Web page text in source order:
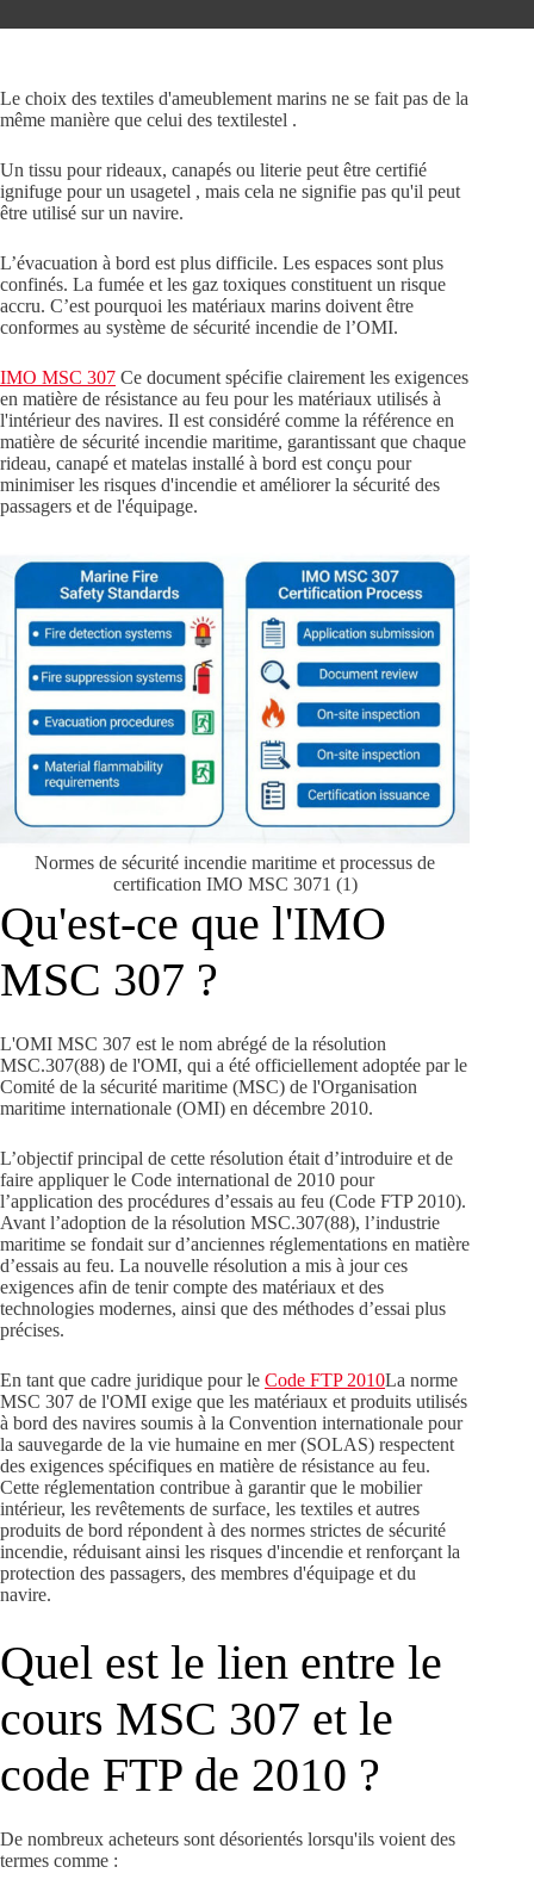
Le choix des textiles d'ameublement marins ne se fait pas de la
même manière que celui des textilestel .
Un tissu pour rideaux, canapés ou literie peut être certifié
ignifuge pour un usagetel , mais cela ne signifie pas qu'il peut
être utilisé sur un navire.
L’évacuation à bord est plus difficile. Les espaces sont plus
confinés. La fumée et les gaz toxiques constituent un risque
accru. C’est pourquoi les matériaux marins doivent être
conformes au système de sécurité incendie de l’OMI.
IMO MSC 307 Ce document spécifie clairement les exigences
en matière de résistance au feu pour les matériaux utilisés à
l'intérieur des navires. Il est considéré comme la référence en
matière de sécurité incendie maritime, garantissant que chaque
rideau, canapé et matelas installé à bord est conçu pour
minimiser les risques d'incendie et améliorer la sécurité des
passagers et de l'équipage.
Normes de sécurité incendie maritime et processus de
certification IMO MSC 3071 (1)
Qu'est-ce que l'IMO
MSC 307 ?
L'OMI MSC 307 est le nom abrégé de la résolution
MSC.307(88) de l'OMI, qui a été officiellement adoptée par le
Comité de la sécurité maritime (MSC) de l'Organisation
maritime internationale (OMI) en décembre 2010.
L’objectif principal de cette résolution était d’introduire et de
faire appliquer le Code international de 2010 pour
l’application des procédures d’essais au feu (Code FTP 2010).
Avant l’adoption de la résolution MSC.307(88), l’industrie
maritime se fondait sur d’anciennes réglementations en matière
d’essais au feu. La nouvelle résolution a mis à jour ces
exigences afin de tenir compte des matériaux et des
technologies modernes, ainsi que des méthodes d’essai plus
précises.
En tant que cadre juridique pour le Code FTP 2010La norme
MSC 307 de l'OMI exige que les matériaux et produits utilisés
à bord des navires soumis à la Convention internationale pour
la sauvegarde de la vie humaine en mer (SOLAS) respectent
des exigences spécifiques en matière de résistance au feu.
Cette réglementation contribue à garantir que le mobilier
intérieur, les revêtements de surface, les textiles et autres
produits de bord répondent à des normes strictes de sécurité
incendie, réduisant ainsi les risques d'incendie et renforçant la
protection des passagers, des membres d'équipage et du
navire.
Quel est le lien entre le
cours MSC 307 et le
code FTP de 2010 ?
De nombreux acheteurs sont désorientés lorsqu'ils voient des
termes comme :